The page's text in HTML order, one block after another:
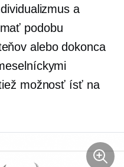
a
podobu
alebo dokonca
možnosť ísť na